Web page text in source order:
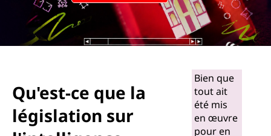
Qu'est-ce que la
législation sur
Bien que
tout ait
été mis
en œuvre
pour en